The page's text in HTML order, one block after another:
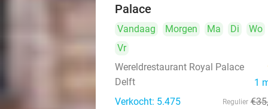
Palace
Vandaag Morgen Ma Di
Wo
Vr
Wereldrestaurant Royal Palace
Delft
1
Verkocht: 5.475
Regulier €35